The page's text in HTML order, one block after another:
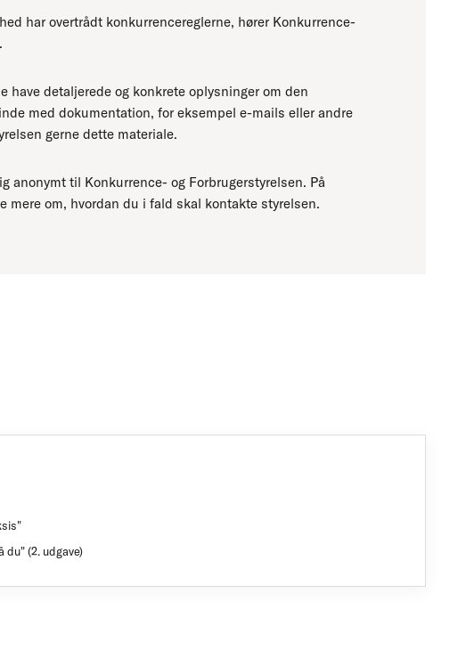
har overtrådt konkurrencereglerne, hører Konkurrence-
have detaljerede og konkrete oplysninger om den
med dokumentation, for eksempel e-mails eller andre
gerne dette materiale.
anonymt til Konkurrence- og Forbrugerstyrelsen. På
om, hvordan du i fald skal kontakte styrelsen.
(2. udgave)